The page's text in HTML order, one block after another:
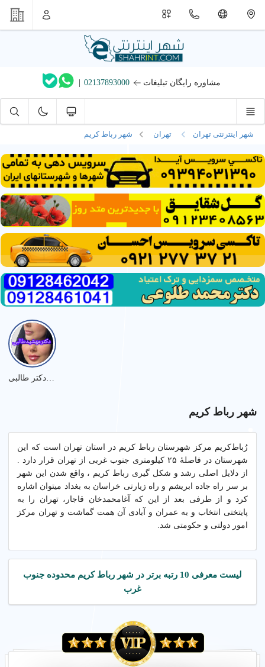
مشاوره رایگان تبلیغات 02137893000
|
شهر اینترنتی تهران تهران شهر رباط کریم
نمونه کارهای دکتر طالبی
شهر رباط کریم
رُباط‌کریم مرکز شهرستان رباط‌ کریم در استان تهران است که این
شهرستان در فاصلهٔ ۲۵ کیلومتری جنوب غربی از تهران قرار دارد .
از دلایل اصلی رشد و شکل گیری رباط کریم ، واقع شدن این شهر
بر سر راه جاده ابریشم و راه زیارتی خراسان به بغداد میتوان اشاره
کرد و از طرفی بعد از این که آغامحمدخان قاجار، تهران را به
پایتختی انتخاب و به عمران و آبادی آن همت گماشت و تهران مرکز
امور دولتی و حکومتی شد.
لیست معرفی 10 رتبه برتر در شهر رباط کریم محدوده جنوب
غرب